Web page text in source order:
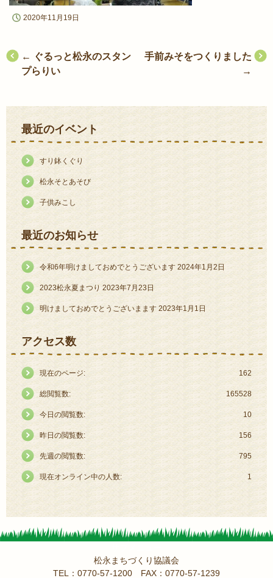
2020年11月19日
投
ビ
ゲ
ー
シ
ョ
ン
← ぐるっと松永のスタン
プらりい
手前みそをつくりました
→
最近のイベント
すり鉢くぐり
松永そとあそび
子供みこし
最近のお知らせ
令和6年明けましておめでとうございます 2024年1月2日
2023松永夏まつり 2023年7月23日
明けましておめでとうございまます 2023年1月1日
アクセス数
162
現在のページ:
165528
総閲覧数:
10
今日の閲覧数:
156
昨日の閲覧数:
795
先週の閲覧数:
1
現在オンライン中の人数:
松永まちづくり協議会
TEL：0770-57-1200 FAX：0770-57-1239